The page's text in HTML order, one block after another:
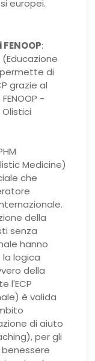
europei.
:
(Educazione
di
grazie al
-
Medicine)
che
della
senza
hanno
logica
della
l'ECP
è valida
di aiuto
per gli